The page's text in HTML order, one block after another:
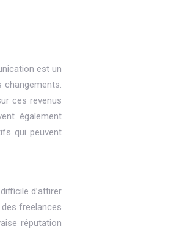
est un
changements.
ces revenus
également
qui peuvent
d’attirer
freelances
réputation